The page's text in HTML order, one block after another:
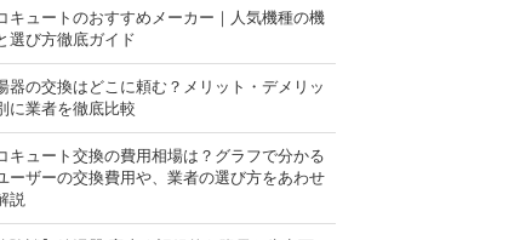
キュートのおすすめメーカー｜人気機種の機
選び方徹底ガイド
器の交換はどこに頼む？メリット・デメリッ
に業者を徹底比較
キュート交換の費用相場は？グラフで分かる
ーザーの交換費用や、業者の選び方をあわせ
説